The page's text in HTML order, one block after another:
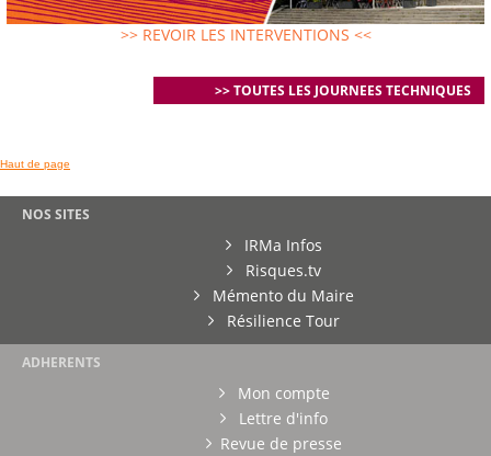
>> REVOIR LES INTERVENTIONS <<
>> TOUTES LES JOURNEES TECHNIQUES
Haut de page
NOS SITES
IRMa Infos
Risques.tv
Mémento du Maire
Résilience Tour
ADHERENTS
Mon compte
Lettre d'info
Revue de presse